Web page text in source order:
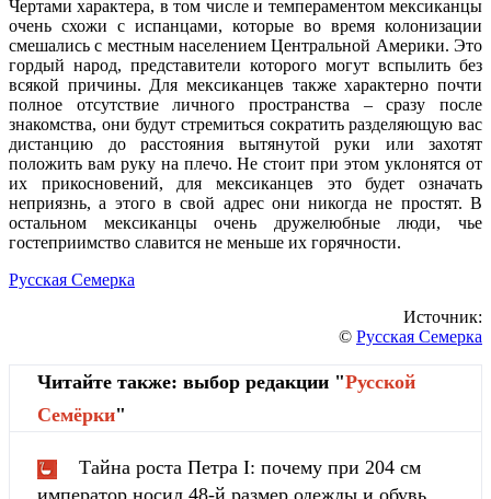
Чертами характера, в том числе и темпераментом мексиканцы
очень схожи с испанцами, которые во время колонизации
смешались с местным населением Центральной Америки. Это
гордый народ, представители которого могут вспылить без
всякой причины. Для мексиканцев также характерно почти
полное отсутствие личного пространства – сразу после
знакомства, они будут стремиться сократить разделяющую вас
дистанцию до расстояния вытянутой руки или захотят
положить вам руку на плечо. Не стоит при этом уклонятся от
их прикосновений, для мексиканцев это будет означать
неприязнь, а этого в свой адрес они никогда не простят. В
остальном мексиканцы очень дружелюбные люди, чье
гостеприимство славится не меньше их горячности.
Русская Семерка
Источник:
© Русская Семерка
Читайте также: выбор редакции "Русской
Cемёрки"
Тайна роста Петра I: почему при 204 см